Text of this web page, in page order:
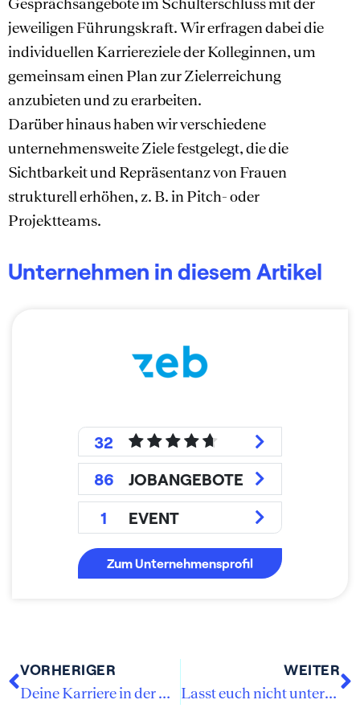
jeweiligen Führungskraft. Wir erfragen dabei die
individuellen Karriereziele der Kolleginnen, um
gemeinsam einen Plan zur Zielerreichung
anzubieten und zu erarbeiten.
Darüber hinaus haben wir verschiedene
unternehmensweite Ziele festgelegt, die die
Sichtbarkeit und Repräsentanz von Frauen
strukturell erhöhen, z. B. in Pitch- oder
Projektteams.
Unternehmen in diesem Artikel
32
86
JOBANGEBOTE
1
EVENT
Zum Unternehmensprofil
VORHERIGER
Deine Karriere in der Restrukturierung bei enomyc: Starte durch und gestalte die Zukunft
WEITER
Lasst euch nicht unterkriegen und seid mutig, neue, herausfordernde Wege einzuschlagen.